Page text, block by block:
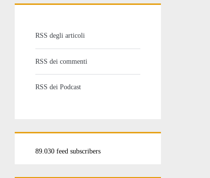
RSS degli articoli
RSS dei commenti
RSS dei Podcast
89.030 feed subscribers